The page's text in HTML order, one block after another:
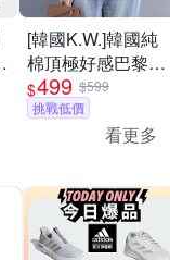
[韓國K.W.]韓國純
棉頂極好感巴黎設
計華麗上衣(壓褶/
中大尺碼/修身/輕
薄/小香風)
$499 $599
挑戰低價
看更多